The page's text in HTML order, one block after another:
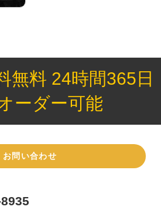
無料 24時間365日
ーダー可能
お問い合わせ